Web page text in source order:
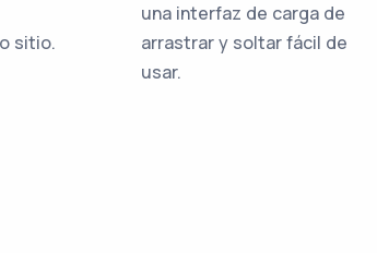
sitio.
una interfaz de carga de
arrastrar y soltar fácil de
usar.